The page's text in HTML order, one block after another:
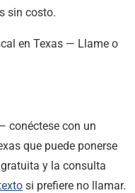
sin costo.
en Texas — Llame o
conéctese con un
que puede ponerse
y la consulta
si prefiere no llamar.